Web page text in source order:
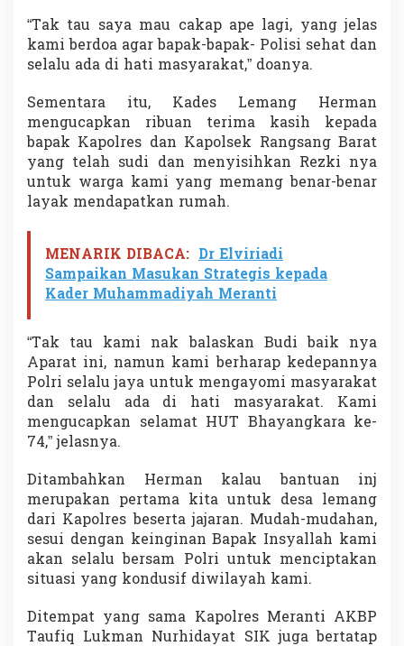
“Tak tau saya mau cakap ape lagi, yang jelas
kami berdoa agar bapak-bapak- Polisi sehat dan
selalu ada di hati masyarakat,” doanya.
Sementara itu, Kades Lemang Herman
mengucapkan ribuan terima kasih kepada
bapak Kapolres dan Kapolsek Rangsang Barat
yang telah sudi dan menyisihkan Rezki nya
untuk warga kami yang memang benar-benar
layak mendapatkan rumah.
MENARIK DIBACA: Dr Elviriadi
Sampaikan Masukan Strategis kepada
Kader Muhammadiyah Meranti
“Tak tau kami nak balaskan Budi baik nya
Aparat ini, namun kami berharap kedepannya
Polri selalu jaya untuk mengayomi masyarakat
dan selalu ada di hati masyarakat. Kami
mengucapkan selamat HUT Bhayangkara ke-
74,” jelasnya.
Ditambahkan Herman kalau bantuan inj
merupakan pertama kita untuk desa lemang
dari Kapolres beserta jajaran. Mudah-mudahan,
sesui dengan keinginan Bapak Insyallah kami
akan selalu bersam Polri untuk menciptakan
situasi yang kondusif diwilayah kami.
Ditempat yang sama Kapolres Meranti AKBP
Taufiq Lukman Nurhidayat SIK juga bertatap